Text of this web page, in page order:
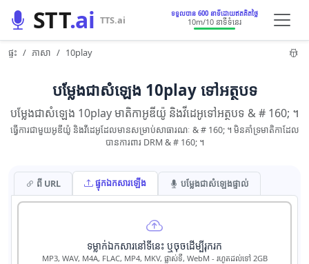
STT.ai TTS.ai ទទួលបាន 600 នាទីដោយឥតគិតថ្លៃ
10m/10 នាទី​ទំនេរ
ផ្ទះ ភាសា 10play
បម្លែង​ជា​សំឡេង 10play ទៅ​អត្ថបទ
បម្លែង​ជា​សំឡេង 10play មាតិកា​អូឌីយ៉ូ និង​វីដេអូ​ទៅ​អត្ថបទ & # 160; ។
ធ្វើការ​ជាមួយ​អូឌីយ៉ូ និង​វីដេអូ​ដែល​មាន​សម្រាប់​សាធារណៈ & # 160; ។ មិន​គាំទ្រ​មាតិកា​ដែល​
បាន​ការពារ DRM & # 160; ។
ពី URL ផ្ទុក​ឯកសារ​ឡើង បម្លែង​ជា​សំឡេង​ផ្ទាល់
ទម្លាក់​ឯកសារ​នៅ​ទីនេះ ឬ​ចុច​ដើម្បី​រុករក
MP3, WAV, M4A, FLAC, MP4, MKV, ផ្លាស់ទី, WebM - រហូតដល់ទៅ 2GB